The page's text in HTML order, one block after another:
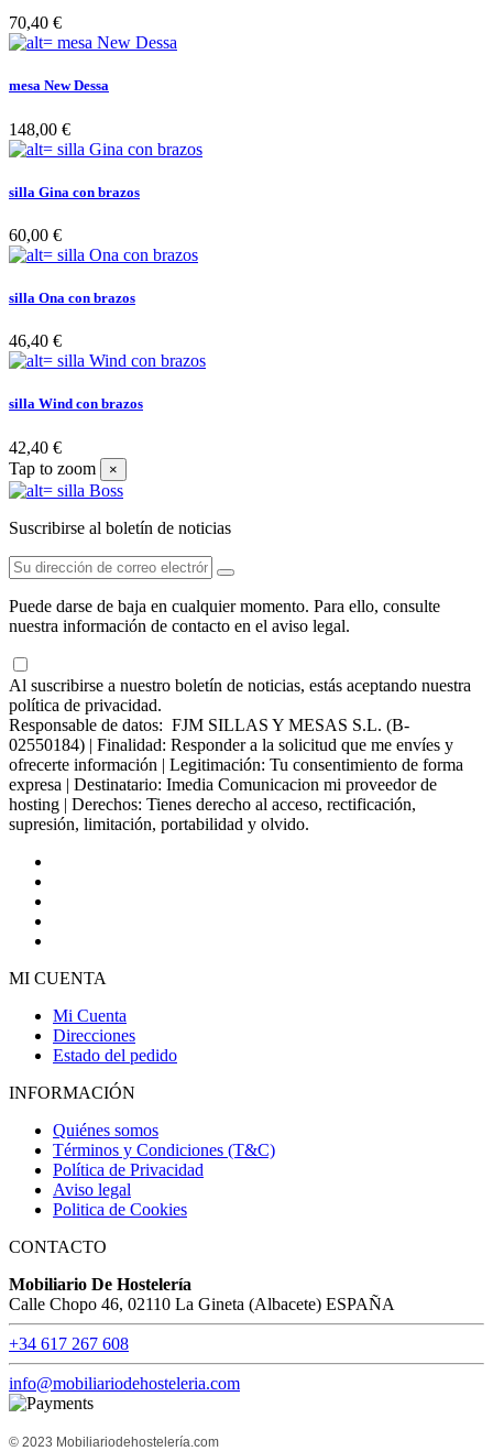
70,40 €
mesa New Dessa
148,00 €
silla Gina con brazos
60,00 €
silla Ona con brazos
46,40 €
silla Wind con brazos
42,40 €
Tap to zoom
×
Suscribirse al boletín de noticias
Puede darse de baja en cualquier momento. Para ello, consulte
nuestra información de contacto en el aviso legal.
Al suscribirse a nuestro boletín de noticias, estás aceptando nuestra
política de privacidad.
Responsable de datos: FJM SILLAS Y MESAS S.L. (B-
02550184) | Finalidad: Responder a la solicitud que me envíes y
ofrecerte información | Legitimación: Tu consentimiento de forma
expresa | Destinatario: Imedia Comunicacion mi proveedor de
hosting | Derechos: Tienes derecho al acceso, rectificación,
supresión, limitación, portabilidad y olvido.
MI CUENTA
Mi Cuenta
Direcciones
Estado del pedido
INFORMACIÓN
Quiénes somos
Términos y Condiciones (T&C)
Política de Privacidad
Aviso legal
Politica de Cookies
CONTACTO
Mobiliario De Hostelería
Calle Chopo 46, 02110 La Gineta (Albacete) ESPAÑA
+34 617 267 608
info@mobiliariodehosteleria.com
© 2023 Mobiliariodehostelería.com